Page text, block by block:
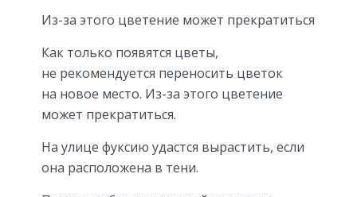
Из-за этого цветение может прекратиться
Как только появятся цветы,
не рекомендуется переносить цветок
на новое место. Из-за этого цветение
может прекратиться.
На улице фуксию удастся вырастить, если
она расположена в тени.